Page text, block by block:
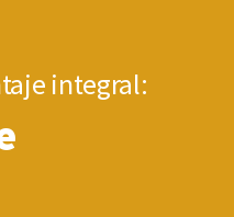
integral: